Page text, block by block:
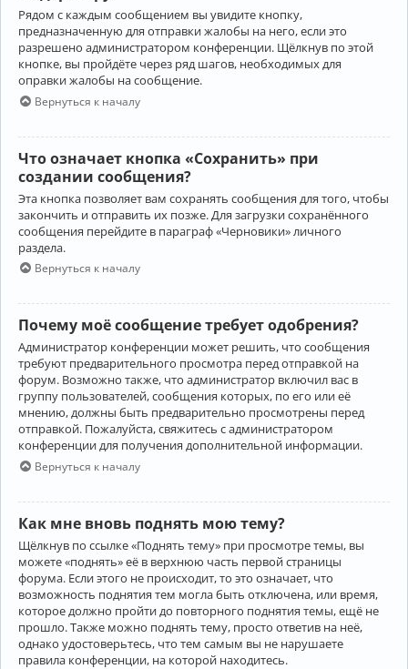
Рядом с каждым сообщением вы увидите кнопку,
предназначенную для отправки жалобы на него, если это
разрешено администратором конференции. Щёлкнув по этой
кнопке, вы пройдёте через ряд шагов, необходимых для
оправки жалобы на сообщение.
Вернуться к началу
Что означает кнопка «Сохранить» при
создании сообщения?
Эта кнопка позволяет вам сохранять сообщения для того, чтобы
закончить и отправить их позже. Для загрузки сохранённого
сообщения перейдите в параграф «Черновики» личного
раздела.
Вернуться к началу
Почему моё сообщение требует одобрения?
Администратор конференции может решить, что сообщения
требуют предварительного просмотра перед отправкой на
форум. Возможно также, что администратор включил вас в
группу пользователей, сообщения которых, по его или её
мнению, должны быть предварительно просмотрены перед
отправкой. Пожалуйста, свяжитесь с администратором
конференции для получения дополнительной информации.
Вернуться к началу
Как мне вновь поднять мою тему?
Щёлкнув по ссылке «Поднять тему» при просмотре темы, вы
можете «поднять» её в верхнюю часть первой страницы
форума. Если этого не происходит, то это означает, что
возможность поднятия тем могла быть отключена, или время,
которое должно пройти до повторного поднятия темы, ещё не
прошло. Также можно поднять тему, просто ответив на неё,
однако удостоверьтесь, что тем самым вы не нарушаете
правила конференции, на которой находитесь.